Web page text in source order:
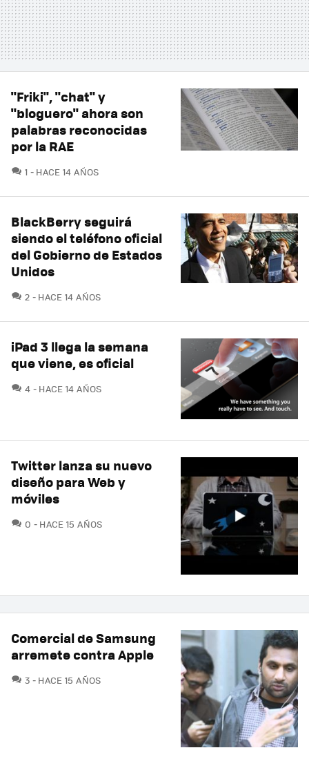
"Friki", "chat" y
"bloguero" ahora son
palabras reconocidas
por la RAE
1 COMENTARIOS
HACE 14 AÑOS
BlackBerry seguirá
siendo el teléfono oficial
del Gobierno de Estados
Unidos
2 COMENTARIOS
HACE 14 AÑOS
iPad 3 llega la semana
que viene, es oficial
4 COMENTARIOS
HACE 14 AÑOS
Twitter lanza su nuevo
diseño para Web y
móviles
0 COMENTARIOS
HACE 15 AÑOS
Comercial de Samsung
arremete contra Apple
3 COMENTARIOS
HACE 15 AÑOS